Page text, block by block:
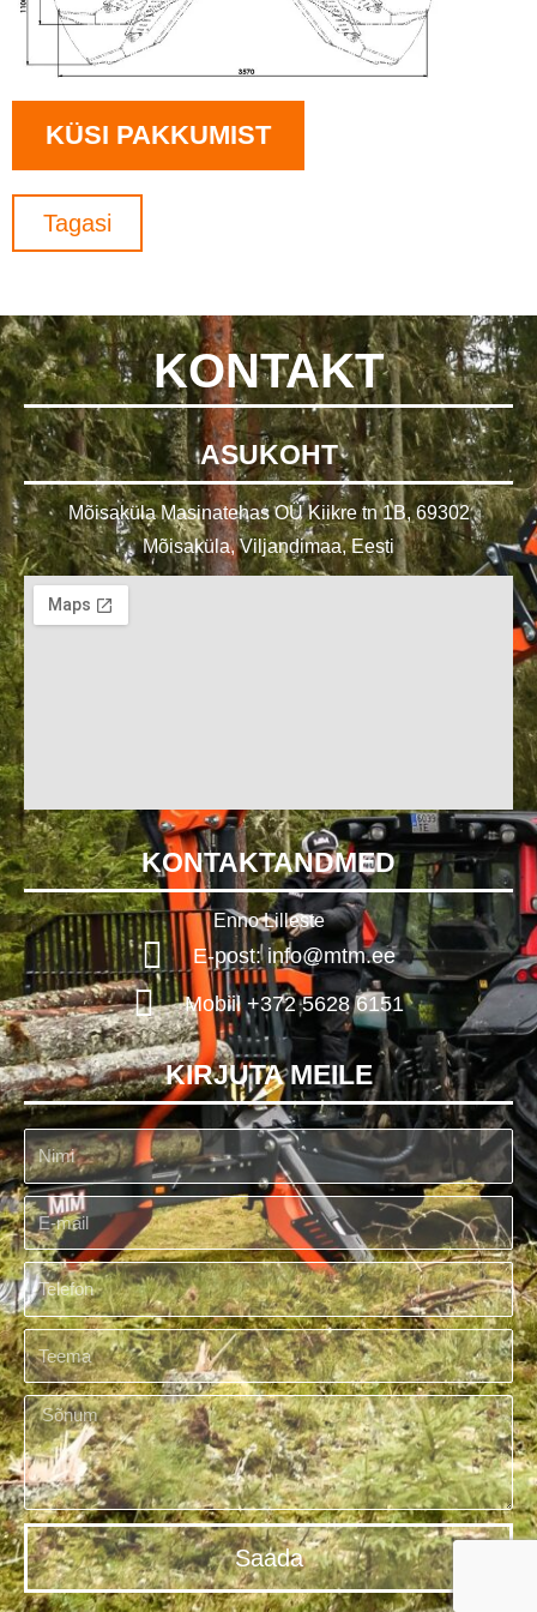
KÜSI PAKKUMIST
Tagasi
KONTAKT
ASUKOHT
Mõisaküla Masinatehas OÜ Kiikre tn 1B, 69302
Mõisaküla, Viljandimaa, Eesti
KONTAKTANDMED
Enno Lilleste
E-post: info@mtm.ee
Mobiil +372 5628 6151
KIRJUTA MEILE
Saada